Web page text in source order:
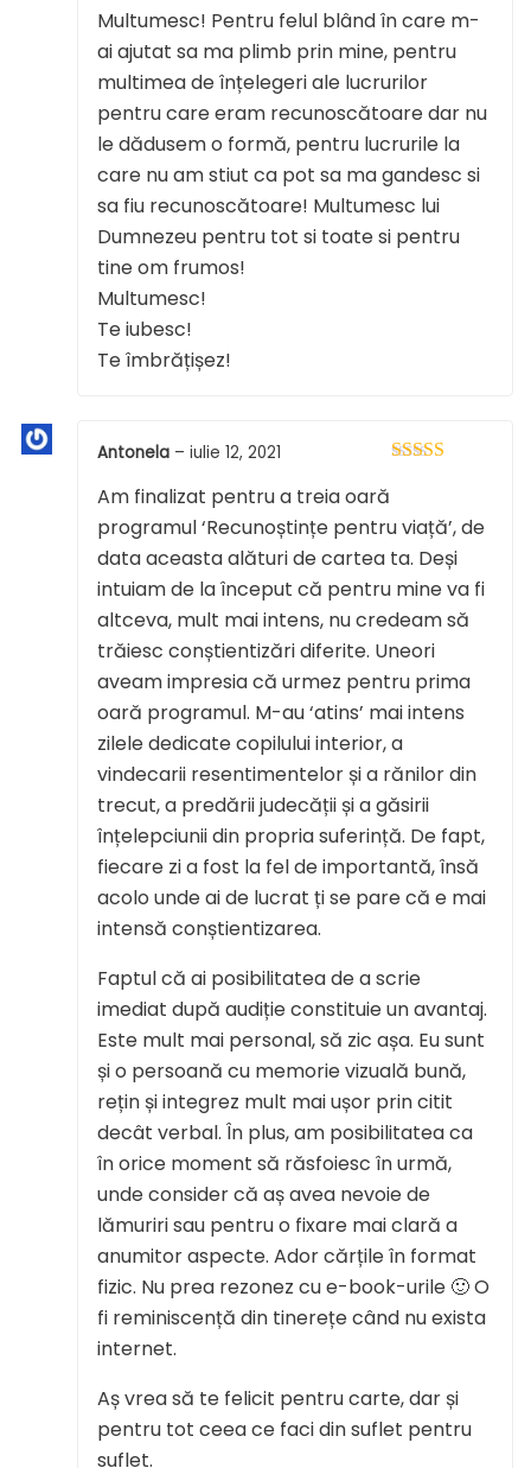
din 5
Multumesc! Pentru felul blând în care m-
ai ajutat sa ma plimb prin mine, pentru
multimea de înțelegeri ale lucrurilor
pentru care eram recunoscătoare dar nu
le dădusem o formă, pentru lucrurile la
care nu am stiut ca pot sa ma gandesc si
sa fiu recunoscătoare! Multumesc lui
Dumnezeu pentru tot si toate si pentru
tine om frumos!
Multumesc!
Te iubesc!
Te îmbrățișez!
Antonela – iulie 12, 2021
Am finalizat pentru a treia oară
programul ‘Recunoștințe pentru viață’, de
data aceasta alături de cartea ta. Deși
intuiam de la început că pentru mine va fi
altceva, mult mai intens, nu credeam să
trăiesc conștientizări diferite. Uneori
aveam impresia că urmez pentru prima
oară programul. M-au ‘atins’ mai intens
zilele dedicate copilului interior, a
vindecarii resentimentelor și a rănilor din
trecut, a predării judecății și a găsirii
înțelepciunii din propria suferință. De fapt,
fiecare zi a fost la fel de importantă, însă
acolo unde ai de lucrat ți se pare că e mai
intensă conștientizarea.
Faptul că ai posibilitatea de a scrie
imediat după audiție constituie un avantaj.
Este mult mai personal, să zic așa. Eu sunt
și o persoană cu memorie vizuală bună,
rețin și integrez mult mai ușor prin citit
decât verbal. În plus, am posibilitatea ca
în orice moment să răsfoiesc în urmă,
unde consider că aș avea nevoie de
lămuriri sau pentru o fixare mai clară a
anumitor aspecte. Ador cărțile în format
fizic. Nu prea rezonez cu e-book-urile 🙂 O
fi reminiscență din tinerețe când nu exista
internet.
Aș vrea să te felicit pentru carte, dar și
pentru tot ceea ce faci din suflet pentru
suflet.